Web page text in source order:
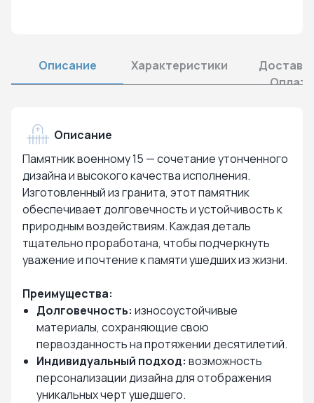
Описание Характеристики
Оплата
Описание
Памятник военному 15 — сочетание утонченного
дизайна и высокого качества исполнения.
Изготовленный из гранита, этот памятник
обеспечивает долговечность и устойчивость к
природным воздействиям. Каждая деталь
тщательно проработана, чтобы подчеркнуть
уважение и почтение к памяти ушедших из жизни.
Преимущества:
Долговечность: износоустойчивые
материалы, сохраняющие свою
первозданность на протяжении десятилетий.
Индивидуальный подход: возможность
персонализации дизайна для отображения
уникальных черт ушедшего.